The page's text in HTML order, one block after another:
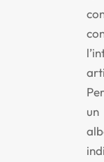
Per
un